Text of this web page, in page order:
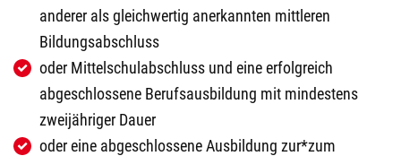
anderer als gleichwertig anerkannten mittleren
Bildungsabschluss
oder Mittelschulabschluss und eine erfolgreich
abgeschlossene Berufsausbildung mit mindestens
zweijähriger Dauer
oder eine abgeschlossene Ausbildung zur*zum